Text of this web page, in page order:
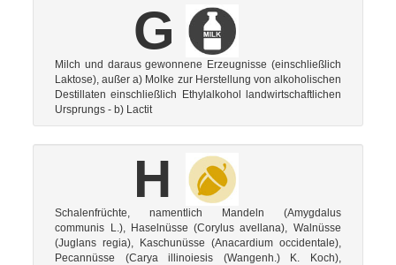
G
Milch und daraus gewonnene Erzeugnisse (einschließlich
Laktose), außer a) Molke zur Herstellung von alkoholischen
Destillaten einschließlich Ethylalkohol landwirtschaftlichen
Ursprungs - b) Lactit
H
Schalenfrüchte, namentlich Mandeln (Amygdalus
communis L.), Haselnüsse (Corylus avellana), Walnüsse
(Juglans regia), Kaschunüsse (Anacardium occidentale),
Pecannüsse (Carya illinoiesis (Wangenh.) K. Koch),